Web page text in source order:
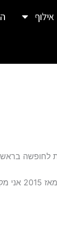
אילוף
בראש
אני